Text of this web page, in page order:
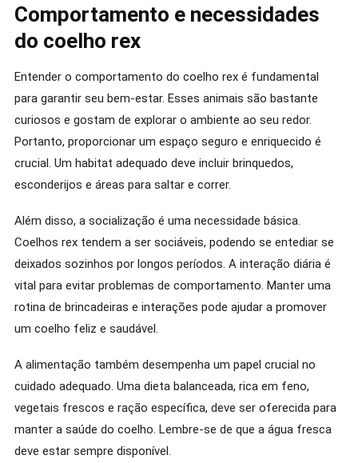
Comportamento e necessidades
do coelho rex
Entender o comportamento do coelho rex é fundamental
para garantir seu bem-estar. Esses animais são bastante
curiosos e gostam de explorar o ambiente ao seu redor.
Portanto, proporcionar um espaço seguro e enriquecido é
crucial. Um habitat adequado deve incluir brinquedos,
esconderijos e áreas para saltar e correr.
Além disso, a socialização é uma necessidade básica.
Coelhos rex tendem a ser sociáveis, podendo se entediar se
deixados sozinhos por longos períodos. A interação diária é
vital para evitar problemas de comportamento. Manter uma
rotina de brincadeiras e interações pode ajudar a promover
um coelho feliz e saudável.
A alimentação também desempenha um papel crucial no
cuidado adequado. Uma dieta balanceada, rica em feno,
vegetais frescos e ração específica, deve ser oferecida para
manter a saúde do coelho. Lembre-se de que a água fresca
deve estar sempre disponível.